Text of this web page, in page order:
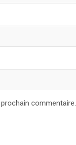
commentaire.